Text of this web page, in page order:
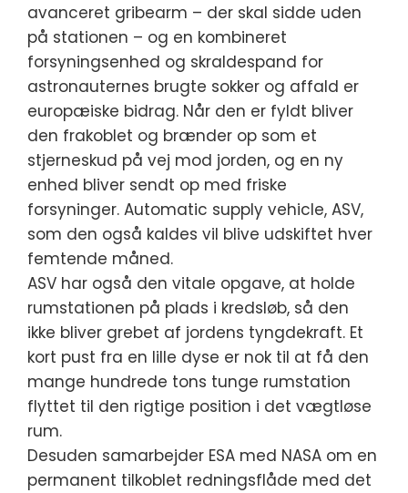
avanceret gribearm – der skal sidde uden
på stationen – og en kombineret
forsyningsenhed og skraldespand for
astronauternes brugte sokker og affald er
europæiske bidrag. Når den er fyldt bliver
den frakoblet og brænder op som et
stjerneskud på vej mod jorden, og en ny
enhed bliver sendt op med friske
forsyninger. Automatic supply vehicle, ASV,
som den også kaldes vil blive udskiftet hver
femtende måned.
ASV har også den vitale opgave, at holde
rumstationen på plads i kredsløb, så den
ikke bliver grebet af jordens tyngdekraft. Et
kort pust fra en lille dyse er nok til at få den
mange hundrede tons tunge rumstation
flyttet til den rigtige position i det vægtløse
rum.
Desuden samarbejder ESA med NASA om en
permanent tilkoblet redningsflåde med det